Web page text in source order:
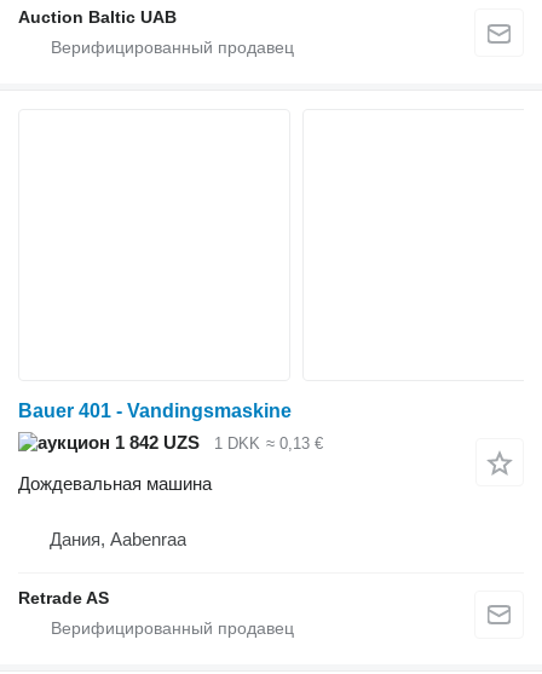
Auction Baltic UAB
Bauer 401 - Vandingsmaskine
1 842 UZS
1 DKK ≈ 0,13 €
Дождевальная машина
Дания, Aabenraa
Retrade AS